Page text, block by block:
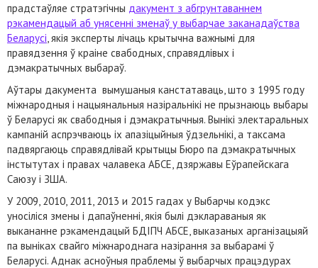
прадстаўляе стратэгічны дакумент з абгрунтаваннем
рэкамендацый аб унясенні зменаў у выбарчае заканадаўства
Беларусі, якія эксперты лічаць крытычна важнымі для
правядзення ў краіне свабодных, справядлівых і
дэмакратычных выбараў.
Аўтары дакумента вымушаныя канстатаваць, што з 1995 году
міжнародныя і нацыянальныя назіральнікі не прызнаюць выбары
ў Беларусі як свабодныя і дэмакратычныя. Вынікі электаральных
кампаній аспрэчваюць іх апазіцыйныя ўдзельнікі, а таксама
падвяргаюць справядлівай крытыцы Бюро па дэмакратычных
інстытутах і правах чалавека АБСЕ, дзяржавы Еўрапейскага
Саюзу і ЗША.
У 2009, 2010, 2011, 2013 и 2015 гадах у Выбарчы кодэкс
уносіліся змены і дапаўненні, якія былі дэклараваныя як
выкананне рэкамендацый БДІПЧ АБСЕ, выказаных арганізацыяй
па выніках свайго міжнароднага назірання за выбарамі ў
Беларусі. Аднак асноўныя праблемы ў выбарчых працэдурах